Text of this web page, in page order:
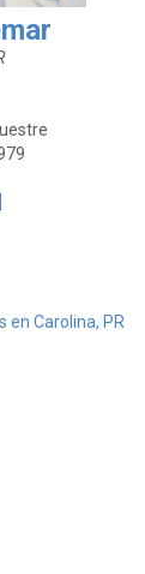
en Carolina, PR